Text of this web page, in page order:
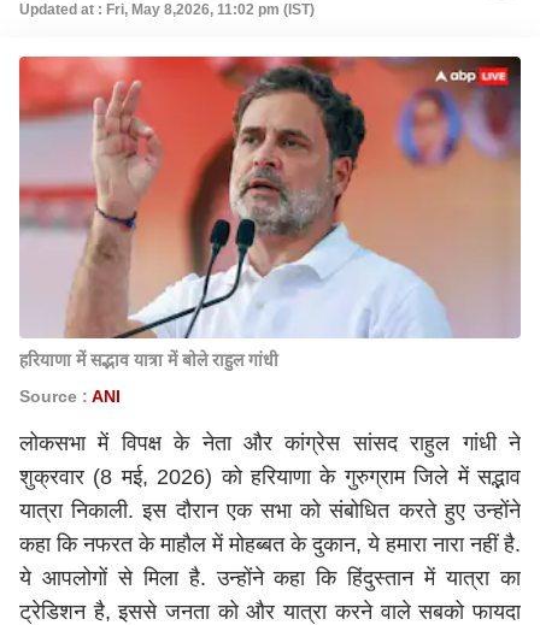
Updated at : Fri, May 8,2026, 11:02 pm (IST)
हरियाणा में सद्भाव यात्रा में बोले राहुल गांधी
Source : ANI
लोकसभा में विपक्ष के नेता और कांग्रेस सांसद राहुल गांधी ने
शुक्रवार (8 मई, 2026) को हरियाणा के गुरुग्राम जिले में सद्भाव
यात्रा निकाली. इस दौरान एक सभा को संबोधित करते हुए उन्होंने
कहा कि नफरत के माहौल में मोहब्बत के दुकान, ये हमारा नारा नहीं है.
ये आपलोगों से मिला है. उन्होंने कहा कि हिंदुस्तान में यात्रा का
ट्रेडिशन है, इससे जनता को और यात्रा करने वाले सबको फायदा